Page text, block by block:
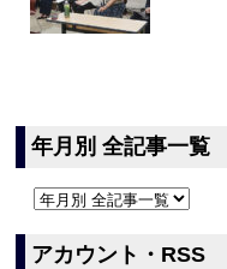
年月別 全記事一覧
アカウント・RSS